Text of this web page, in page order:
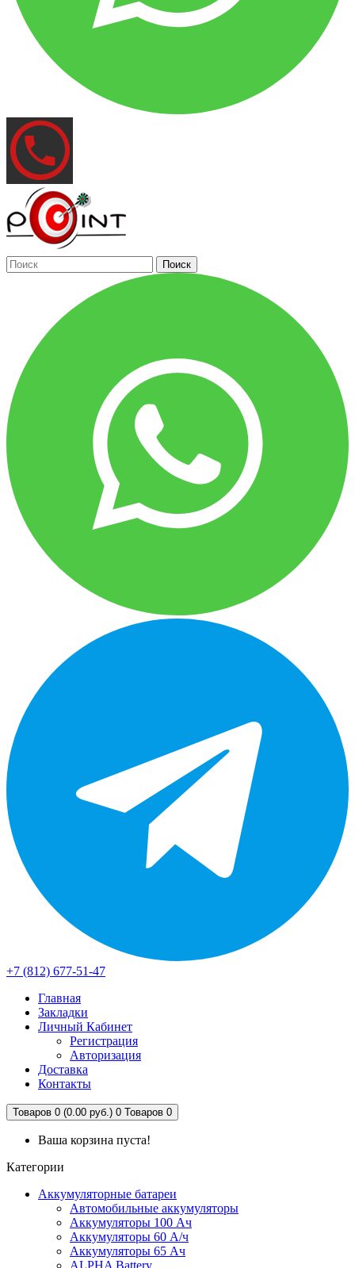
Поиск
+7 (812) 677-51-47
Главная
Закладки
Личный Кабинет
Регистрация
Авторизация
Доставка
Контакты
Товаров 0 (0.00 руб.) 0 Товаров 0
Ваша корзина пуста!
Категории
Аккумуляторные батареи
Автомобильные аккумуляторы
Аккумуляторы 100 Ач
Аккумуляторы 60 А/ч
Аккумуляторы 65 Ач
ALPHA Battery